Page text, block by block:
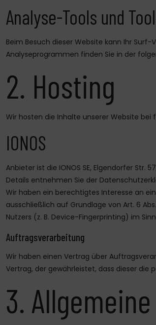
Analyse-Tools und
Beim Besuch dieser Website kann Ihr
Analyseprogrammen finden Sie in der
2. Hosting
Wir hosten die Inhalte unserer Website bei
IONOS
Anbieter ist die IONOS SE, Elgendorfer Str.
Details entnehmen Sie der
Wir haben ein berechtigtes Interesse an
ausschließlich auf Grundlage von Art. 6
Nutzers (z. B. Device-Fingerprinting) im
Auftragsverarbeitung
Wir haben einen Vertrag über
Vertrag, der gewährleistet, dass dieser die
3.